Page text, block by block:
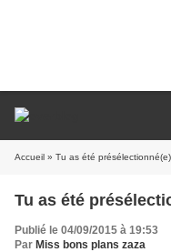
Accueil » Tu as été
Tu as été
Publié le 04/09/2015 à 19:53
Par Miss bons plans zaza